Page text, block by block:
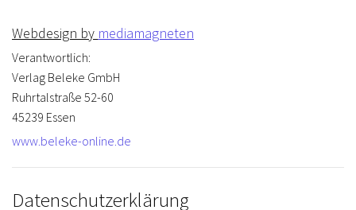
Webdesign by mediamagneten
Verantwortlich:
Verlag Beleke GmbH
Ruhrtalstraße 52-60
45239 Essen
www.beleke-online.de
Datenschutz­erklärung